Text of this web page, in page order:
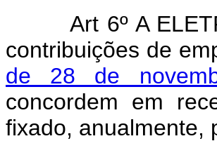
Art 6º A
contribuições de
de 28 de
concordem em
fixado, anualmente,